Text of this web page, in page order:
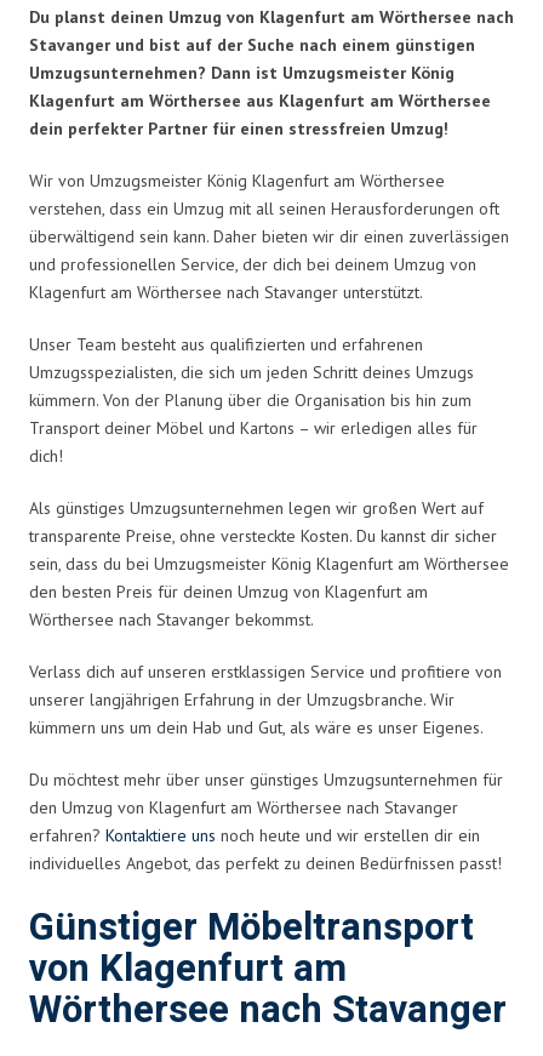
Du planst deinen Umzug von Klagenfurt am Wörthersee nach
Stavanger und bist auf der Suche nach einem günstigen
Umzugsunternehmen? Dann ist Umzugsmeister König
Klagenfurt am Wörthersee aus Klagenfurt am Wörthersee
dein perfekter Partner für einen stressfreien Umzug!
Wir von Umzugsmeister König Klagenfurt am Wörthersee
verstehen, dass ein Umzug mit all seinen Herausforderungen oft
überwältigend sein kann. Daher bieten wir dir einen zuverlässigen
und professionellen Service, der dich bei deinem Umzug von
Klagenfurt am Wörthersee nach Stavanger unterstützt.
Unser Team besteht aus qualifizierten und erfahrenen
Umzugsspezialisten, die sich um jeden Schritt deines Umzugs
kümmern. Von der Planung über die Organisation bis hin zum
Transport deiner Möbel und Kartons – wir erledigen alles für
dich!
Als günstiges Umzugsunternehmen legen wir großen Wert auf
transparente Preise, ohne versteckte Kosten. Du kannst dir sicher
sein, dass du bei Umzugsmeister König Klagenfurt am Wörthersee
den besten Preis für deinen Umzug von Klagenfurt am
Wörthersee nach Stavanger bekommst.
Verlass dich auf unseren erstklassigen Service und profitiere von
unserer langjährigen Erfahrung in der Umzugsbranche. Wir
kümmern uns um dein Hab und Gut, als wäre es unser Eigenes.
Du möchtest mehr über unser günstiges Umzugsunternehmen für
den Umzug von Klagenfurt am Wörthersee nach Stavanger
erfahren? Kontaktiere uns noch heute und wir erstellen dir ein
individuelles Angebot, das perfekt zu deinen Bedürfnissen passt!
Günstiger Möbeltransport
von Klagenfurt am
Wörthersee nach Stavanger